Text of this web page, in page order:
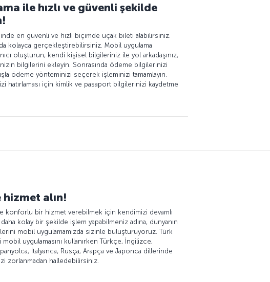
ile hızlı ve güvenli şekilde
en güvenli ve hızlı biçimde uçak bileti alabilirsiniz.
kolayca gerçekleştirebilirsiniz. Mobil uygulama
oluşturun, kendi kişisel bilgileriniz ile yol arkadaşınız,
bilgilerini ekleyin. Sonrasında ödeme bilgilerinizi
ödeme yönteminizi seçerek işleminizi tamamlayın.
hatırlaması için kimlik ve pasaport bilgilerinizi kaydetme
alın!
konforlu bir hizmet verebilmek için kendimizi devamlı
kolay bir şekilde işlem yapabilmeniz adına, dünyanın
mobil uygulamamızda sizinle buluşturuyoruz. Türk
mobil uygulamasını kullanırken Türkçe, İngilizce,
İtalyanca, Rusça, Arapça ve Japonca dillerinde
zorlanmadan halledebilirsiniz.